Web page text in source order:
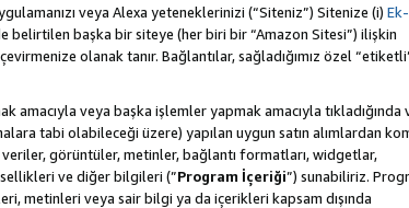
veya Alexa yeteneklerinizi (“Siteniz”) Sitenize (i)
belirtilen başka bir siteye (her biri bir “Amazon Sitesi”) ilişkin
olanak tanır. Bağlantılar, sağladığımız özel
veya başka işlemler yapmak amacıyla tıkladığında
tabi olabileceği üzere) yapılan uygun satın alımlardan
veriler, görüntüler, metinler, bağlantı formatları, widgetlar,
ve diğer bilgileri (”Program İçeriği”) sunabiliriz.
metinleri veya sair bilgi ya da içerikleri kapsam dışında